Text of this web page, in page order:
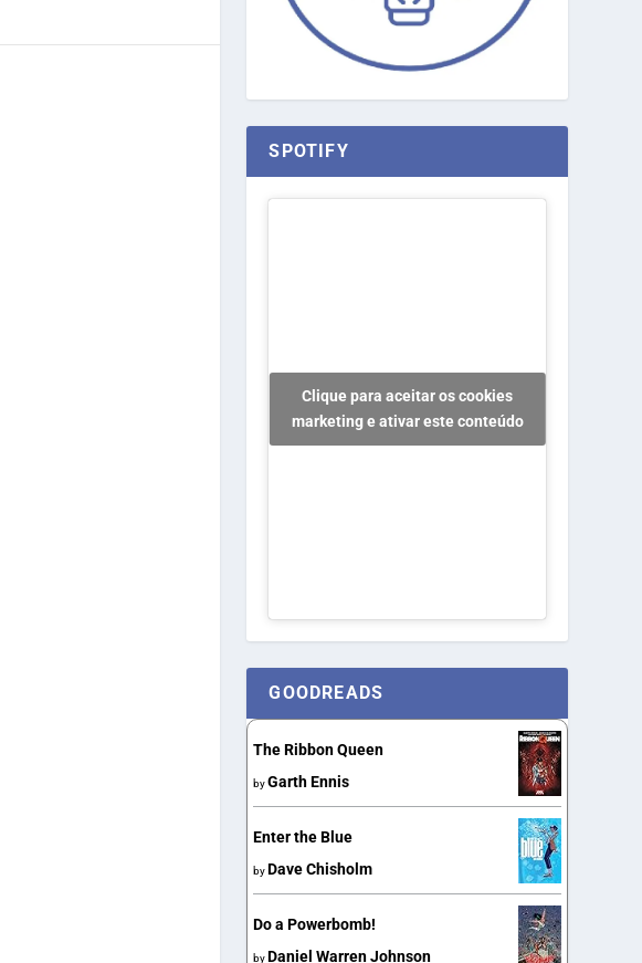
SPOTIFY
Clique para aceitar os cookies
marketing e ativar este conteúdo
GOODREADS
The Ribbon Queen
byGarth Ennis
Enter the Blue
by Dave Chisholm
Do a Powerbomb!
by Daniel Warren Johnson